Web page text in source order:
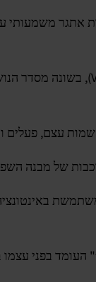
אתגר
עצם,
של מבנה